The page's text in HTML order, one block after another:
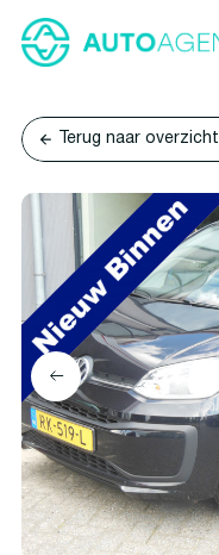
Terug naar overzicht